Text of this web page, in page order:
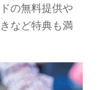
の無料提供や
など特典も満